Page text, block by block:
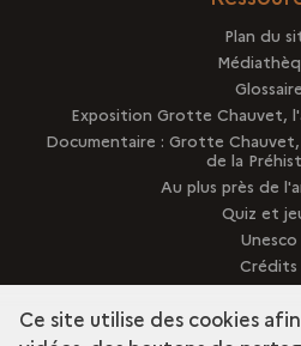
Plan du
Glossaire
Exposition Grotte Chauvet,
Documentaire : Grotte
de la
Au plus près de
Quiz et
Unesco
Crédits
Presse
Ce site utilise des cookies